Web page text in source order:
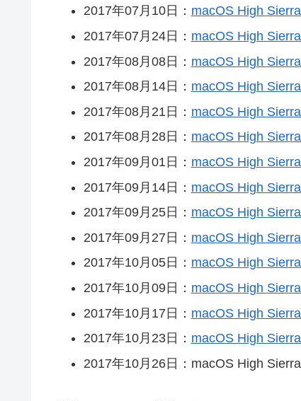
2017年07月10日： macOS High
2017年07月24日： macOS High
2017年08月08日： macOS High
2017年08月14日： macOS High
2017年08月21日： macOS High
2017年08月28日： macOS High
2017年09月01日： macOS High
2017年09月14日： macOS High
2017年09月25日： macOS High
2017年09月27日： macOS High
2017年10月05日： macOS High
2017年10月09日： macOS High
2017年10月17日： macOS High
2017年10月23日： macOS High
2017年10月26日：macOS High